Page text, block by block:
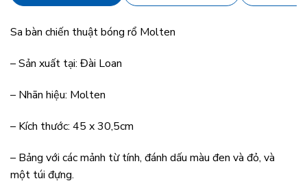
Sa bàn chiến thuật bóng rổ Molten
– Sản xuất tại: Đài Loan
– Nhãn hiệu: Molten
– Kích thước: 45 x 30,5cm
– Bảng với các mảnh từ tính, đánh dấu màu đen và đỏ, và
một túi đựng.